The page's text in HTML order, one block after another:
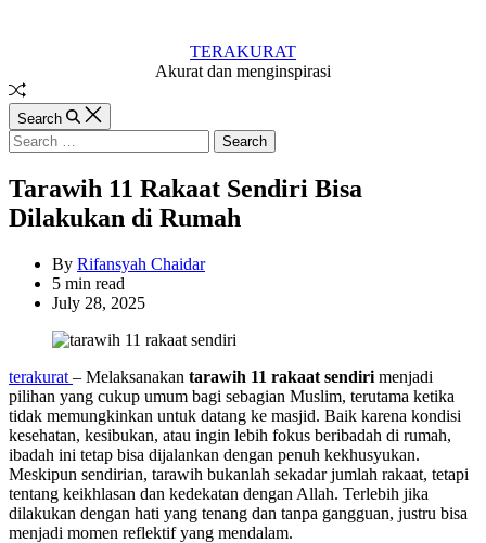
TERAKURAT
Akurat dan menginspirasi
Random
Article
Search
Search
for:
Tarawih 11 Rakaat Sendiri Bisa
Dilakukan di Rumah
By Rifansyah Chaidar
Estimated
read
5 min read
July 28, 2025
terakurat – Melaksanakan tarawih 11 rakaat sendiri menjadi
pilihan yang cukup umum bagi sebagian Muslim, terutama ketika
tidak memungkinkan untuk datang ke masjid. Baik karena kondisi
kesehatan, kesibukan, atau ingin lebih fokus beribadah di rumah,
ibadah ini tetap bisa dijalankan dengan penuh kekhusyukan.
Meskipun sendirian, tarawih bukanlah sekadar jumlah rakaat, tetapi
tentang keikhlasan dan kedekatan dengan Allah. Terlebih jika
dilakukan dengan hati yang tenang dan tanpa gangguan, justru bisa
menjadi momen reflektif yang mendalam.